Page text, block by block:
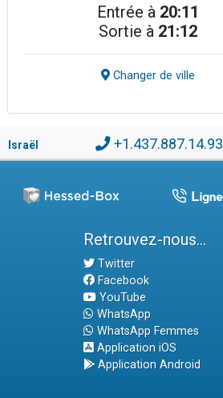
Entrée à 20:11
Sortie à 21:12
Changer de ville
Israël +1.437.887.14.93
Retrouvez-nous...
Twitter
Facebook
YouTube
WhatsApp
WhatsApp Femmes
Application iOS
Application Android